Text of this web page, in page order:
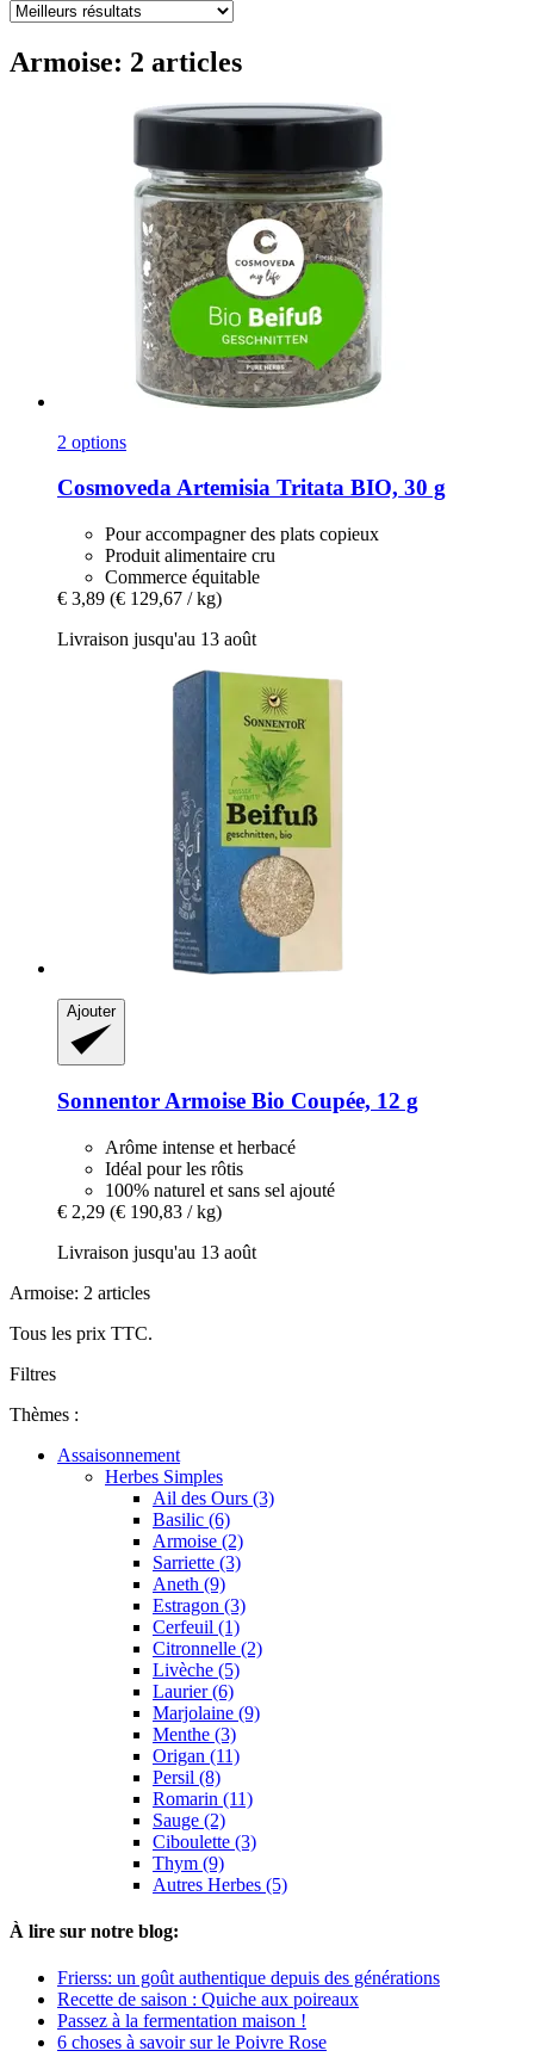
Armoise: 2 articles
2 options
CosmovedaArtemisia Tritata BIO, 30 g
Pour accompagner des plats copieux
Produit alimentaire cru
Commerce équitable
€ 3,89 (€ 129,67 / kg)
Livraison jusqu'au 13 août
Ajouter
Sonnentor Armoise Bio Coupée, 12 g
Arôme intense et herbacé
Idéal pour les rôtis
100% naturel et sans sel ajouté
€ 2,29 (€ 190,83 / kg)
Livraison jusqu'au 13 août
Armoise: 2 articles
Tous les prix TTC.
Filtres
Thèmes :
Assaisonnement
Herbes Simples
Ail des Ours (3)
Basilic (6)
Armoise (2)
Sarriette (3)
Aneth (9)
Estragon (3)
Cerfeuil (1)
Citronnelle (2)
Livèche (5)
Laurier (6)
Marjolaine (9)
Menthe (3)
Origan (11)
Persil (8)
Romarin (11)
Sauge (2)
Ciboulette (3)
Thym (9)
Autres Herbes (5)
À lire sur notre blog:
Frierss: un goût authentique depuis des générations
Recette de saison : Quiche aux poireaux
Passez à la fermentation maison !
6 choses à savoir sur le Poivre Rose